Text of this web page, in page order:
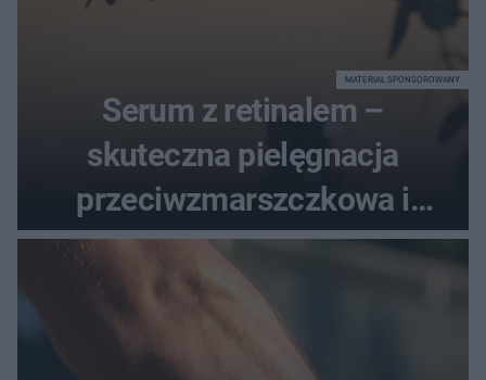
Serum z retinalem –
skuteczna pielęgnacja
przeciwzmarszczkowa i
regenerująca
MATERIAŁ SPONSOROWANY